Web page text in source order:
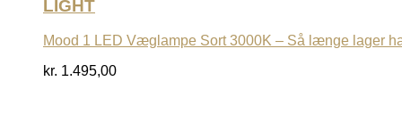
LIGHT
Mood 1 LED Væglampe Sort 3000K – Så længe lager
kr. 1.495,00